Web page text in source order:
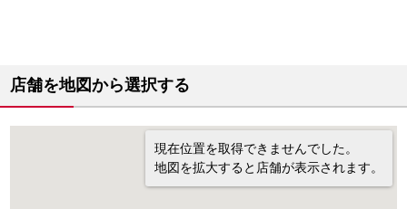
店舗を地図から選択する
現在位置を取得できませんでした。
地図を拡大すると店舗が表示されます。